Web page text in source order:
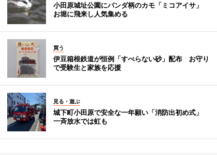
小田原城址公園にパンダ柄のカモ「ミコアイサ」
お堀に飛来し人気集める
買う
伊豆箱根鉄道が恒例「すべらない砂」配布 お守り
で受験生と家族を応援
見る・遊ぶ
城下町小田原で安全な一年願い「消防出初め式」
一斉放水では虹も